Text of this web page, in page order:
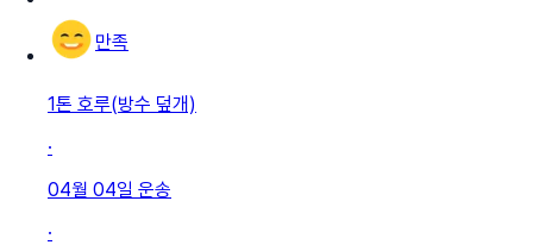
만족
1톤 호루(방수 덮개)
·
04월 04일 운송
·